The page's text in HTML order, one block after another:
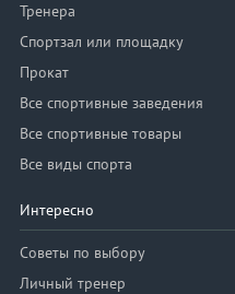
Тренера
Спортзал или площадку
Прокат
Все спортивные заведения
Все спортивные товары
Все виды спорта
Интересно
Советы по выбору
Личный тренер